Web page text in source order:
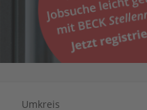
Umkreis